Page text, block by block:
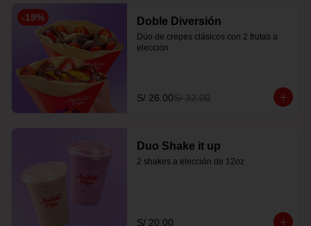
-19% Doble Diversión
Dúo de crepes clásicos con 2 frutas a
elección
S/ 26.00S/ 32.00
Duo Shake it up
2 shakes a elección de 12oz
S/ 20.00